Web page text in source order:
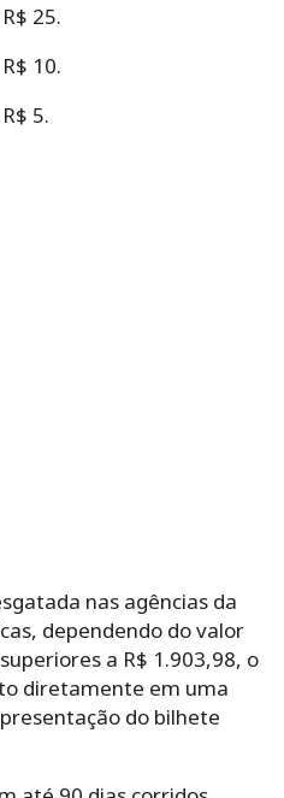
25.
10.
5.
nas agências da
dependendo do valor
a R$ 1.903,98, o
diretamente em uma
do bilhete